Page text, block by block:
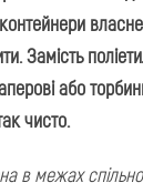
Замість
або
чисто.
в межах